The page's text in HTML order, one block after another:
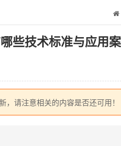
些技术标准与应用案
，请注意相关的内容是否还可用！